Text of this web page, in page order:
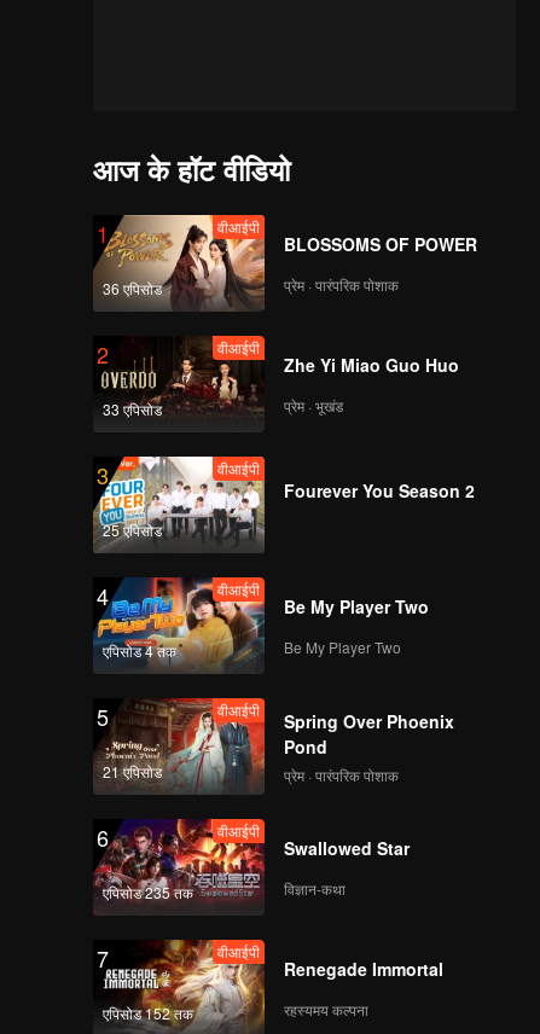
आज के हॉट वीडियो
1
36 एपिसोड
वीआईपी
BLOSSOMS OF POWER
प्रेम · पारंपरिक पोशाक
2
33 एपिसोड
वीआईपी
Zhe Yi Miao Guo Huo
प्रेम · भूखंड
3
25 एपिसोड
वीआईपी
Fourever You Season 2
4
एपिसोड 4 तक
वीआईपी
Be My Player Two
Be My Player Two
5
21 एपिसोड
वीआईपी
Spring Over Phoenix
Pond
प्रेम · पारंपरिक पोशाक
6
एपिसोड 235 तक
वीआईपी
Swallowed Star
विज्ञान-कथा
7
एपिसोड 152 तक
वीआईपी
Renegade Immortal
रहस्यमय कल्पना